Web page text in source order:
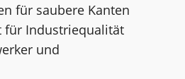
für saubere Kanten
für Industriequalität
und